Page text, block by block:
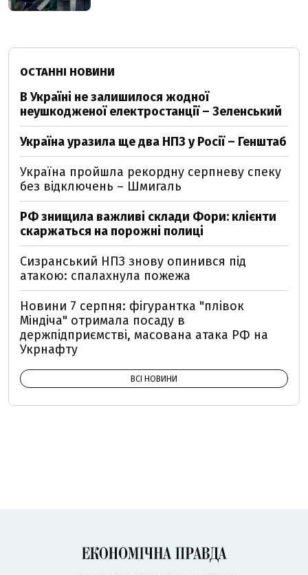
ОСТАННІ НОВИНИ
В Україні не залишилося жодної
неушкодженої електростанції – Зеленський
Україна уразила ще два НПЗ у Росії – Генштаб
Україна пройшла рекордну серпневу спеку
без відключень – Шмигаль
РФ знищила важливі склади Фори: клієнти
скаржаться на порожні полиці
Сизранський НПЗ знову опинився під
атакою: спалахнула пожежа
Новини 7 серпня: фігурантка "плівок
Міндіча" отримала посаду в
держпідприємстві, масована атака РФ на
Укрнафту
ВСІ НОВИНИ